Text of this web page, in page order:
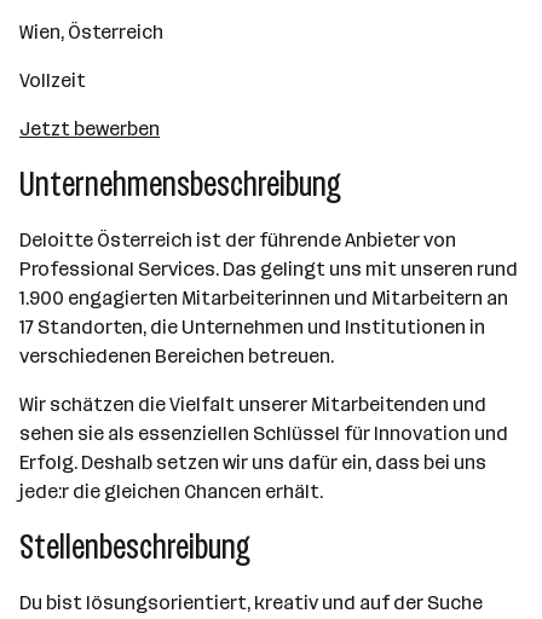
Wien, Österreich
Vollzeit
Jetzt bewerben
Unternehmensbeschreibung
Deloitte Österreich ist der führende Anbieter von
Professional Services. Das gelingt uns mit unseren rund
1.900 engagierten Mitarbeiterinnen und Mitarbeitern an
17 Standorten, die Unternehmen und Institutionen in
verschiedenen Bereichen betreuen.
Wir schätzen die Vielfalt unserer Mitarbeitenden und
sehen sie als essenziellen Schlüssel für Innovation und
Erfolg. Deshalb setzen wir uns dafür ein, dass bei uns
jede:r die gleichen Chancen erhält.
Stellenbeschreibung
Du bist lösungsorientiert, kreativ und auf der Suche